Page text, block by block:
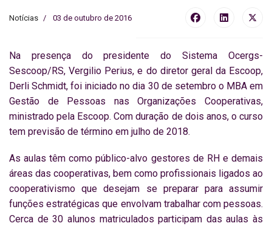
Notícias 03 de outubro de 2016
Na presença do presidente do Sistema Ocergs-
Sescoop/RS, Vergilio Perius, e do diretor geral da Escoop,
Derli Schmidt, foi iniciado no dia 30 de setembro o MBA em
Gestão de Pessoas nas Organizações Cooperativas,
ministrado pela Escoop. Com duração de dois anos, o curso
tem previsão de término em julho de 2018.
As aulas têm como público-alvo gestores de RH e demais
áreas das cooperativas, bem como profissionais ligados ao
cooperativismo que desejam se preparar para assumir
funções estratégicas que envolvam trabalhar com pessoas.
Cerca de 30 alunos matriculados participam das aulas às